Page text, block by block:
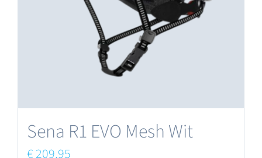
Sena R1 EVO Mesh Wit
€209,95